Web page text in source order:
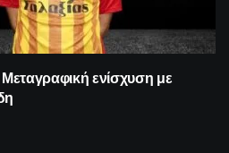
ενίσχυση με